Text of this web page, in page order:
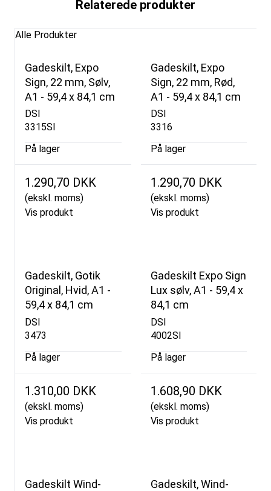
Relaterede produkter
Alle Produkter
Gadeskilt, Expo
Sign, 22 mm, Sølv,
A1 - 59,4 x 84,1 cm
DSI
3315SI
På lager
1.290,70 DKK
(ekskl. moms)
Vis produkt
Gadeskilt, Expo
Sign, 22 mm, Rød,
A1 - 59,4 x 84,1 cm
DSI
3316
På lager
1.290,70 DKK
(ekskl. moms)
Vis produkt
Gadeskilt, Gotik
Original, Hvid, A1 -
59,4 x 84,1 cm
DSI
3473
På lager
1.310,00 DKK
(ekskl. moms)
Vis produkt
Gadeskilt Expo Sign
Lux sølv, A1 - 59,4 x
84,1 cm
DSI
4002SI
På lager
1.608,90 DKK
(ekskl. moms)
Vis produkt
Gadeskilt Wind-
Gadeskilt, Wind-